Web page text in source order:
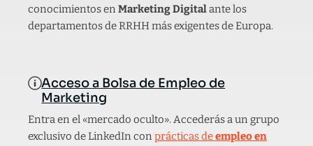
conocimientos enMarketing Digitalante los
departamentos de RRHH más exigentes de Europa.
Acceso a Bolsa de Empleo de
Marketing
Entra en el «mercado oculto». Accederás a un grupo
exclusivo de LinkedIn conprácticas deempleo en